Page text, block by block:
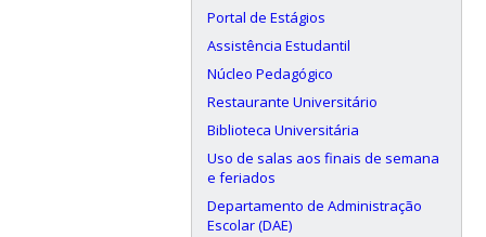
Portal de Estágios
Assistência Estudantil
Núcleo Pedagógico
Restaurante Universitário
Biblioteca Universitária
Uso de salas aos finais de semana
e feriados
Departamento de Administração
Escolar (DAE)